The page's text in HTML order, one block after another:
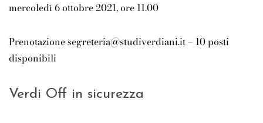
mercoledì 6 ottobre 2021, ore 11.00
Prenotazione segreteria@studiverdiani.it – 10 posti
disponibili
Verdi Off in sicurezza